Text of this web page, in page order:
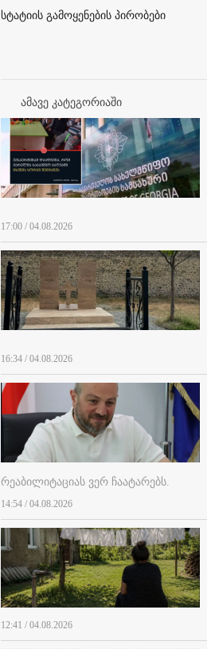
სტატიის გამოყენების პირობები
ამავე კატეგორიაში
17:00 / 04.08.2026
16:34 / 04.08.2026
რეაბილიტაციას ვერ ჩაატარებს.
14:54 / 04.08.2026
12:41 / 04.08.2026